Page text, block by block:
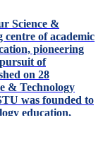
Science &
of academic
pioneering
of
on 28
& Technology
was founded to
education,